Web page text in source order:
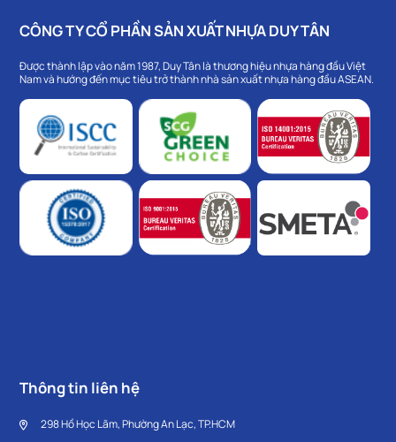
CÔNG TY CỔ PHẦN SẢN XUẤT NHỰA DUY TÂN
Được thành lập vào năm 1987, Duy Tân là thương hiệu nhựa hàng đầu Việt
Nam và hướng đến mục tiêu trở thành nhà sản xuất nhựa hàng đầu ASEAN.
Thông tin liên hệ
298 Hồ Học Lãm, Phường An Lạc, TP.HCM